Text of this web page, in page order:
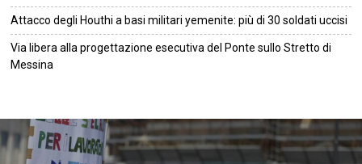
Attacco degli Houthi a basi militari yemenite: più di 30 soldati uccisi
Via libera alla progettazione esecutiva del Ponte sullo Stretto di
Messina